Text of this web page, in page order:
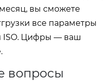
вы сможете
все параметры
ISO. Цифры — ваш
вопросы